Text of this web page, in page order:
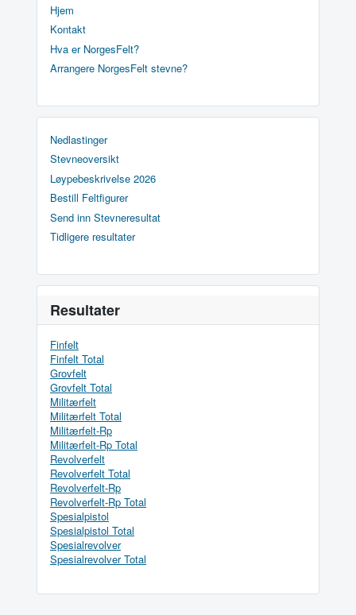
Hjem
Kontakt
Hva er NorgesFelt?
Arrangere NorgesFelt stevne?
Nedlastinger
Stevneoversikt
Løypebeskrivelse 2026
Bestill Feltfigurer
Send inn Stevneresultat
Tidligere resultater
Resultater
Finfelt
Finfelt Total
Grovfelt
Grovfelt Total
Militærfelt
Militærfelt Total
Militærfelt-Rp
Militærfelt-Rp Total
Revolverfelt
Revolverfelt Total
Revolverfelt-Rp
Revolverfelt-Rp Total
Spesialpistol
Spesialpistol Total
Spesialrevolver
Spesialrevolver Total